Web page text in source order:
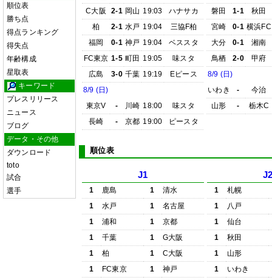
順位表
勝ち点
得点ランキング
得失点
年齢構成
星取表
キーワード
プレスリリース
ニュース
ブログ
データ・その他
ダウンロード
toto
試合
選手
C大阪
2-1 岡山 19:03
ハナサカ
柏
2-1 水戸 19:04
三協F柏
福岡
0-1 神戸 19:04
ベススタ
FC東京 1-5 町田 19:05
味スタ
広島
3-0 千葉 19:19
Eピース
8/9 (日)
東京V
- 川崎 18:00
味スタ
長崎
- 京都 19:00 ピースタ
磐田
1-1
秋田
宮崎
0-1 横浜FC
大分
0-1
湘南
鳥栖
2-0
甲府
8/9 (日)
いわき
-
今治
山形
- 栃木C
順位表
J1
1 鹿島 1
清水
1
水戸 1
名古屋
1
浦和 1
京都
1
千葉 1
G大阪
1
柏 1
C大阪
1
FC東京 1
神戸
1
札幌
1
八戸
1
仙台
1
秋田
1
山形
1
いわき